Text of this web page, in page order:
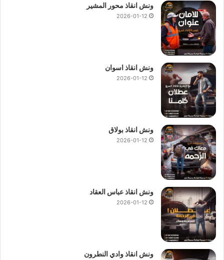
ونش انقاذ محور المشير
2026-01-12
ونش انقاذ اسوان
2026-01-12
ونش انقاذ بولاق
2026-01-12
ونش انقاذ عباس العقاد
2026-01-12
ونش انقاذ وادي النطرون